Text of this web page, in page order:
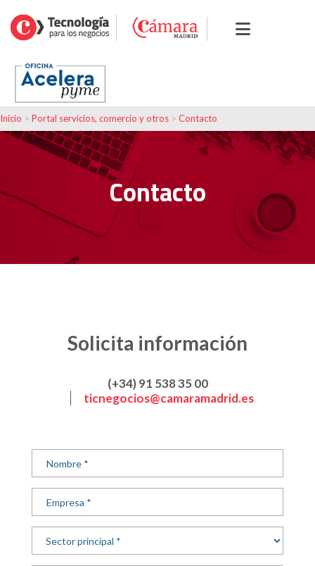
Inicio > Portal servicios, comercio y otros > Contacto
Contacto
Solicita información
(+34) 91 538 35 00
ticnegocios@camaramadrid.es